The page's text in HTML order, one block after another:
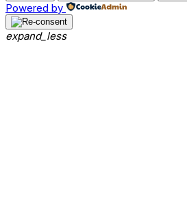
Powered by
expand_less